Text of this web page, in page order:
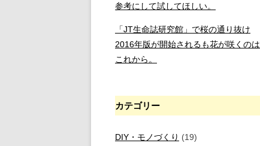
参考にして試してほしい。
「JT生命誌研究館」で桜の通り抜け
2016年版が開始されるも花が咲くのは
これから。
カテゴリー
DIY・モノづくり (19)